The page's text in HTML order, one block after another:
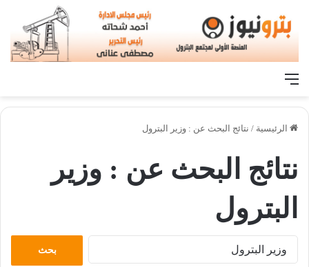
القائمة
الرئيسية / نتائج البحث عن : وزير البترول
نتائج البحث عن : وزير
البترول